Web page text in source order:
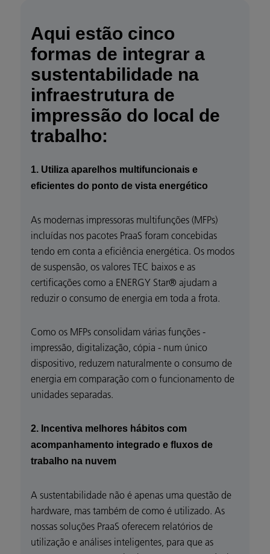
Aqui estão cinco
formas de integrar a
sustentabilidade na
infraestrutura de
impressão do local de
trabalho:
1. Utiliza aparelhos multifuncionais e
eficientes do ponto de vista energético
As modernas impressoras multifunções (MFPs)
incluídas nos pacotes PraaS foram concebidas
tendo em conta a eficiência energética. Os modos
de suspensão, os valores TEC baixos e as
certificações como a ENERGY Star® ajudam a
reduzir o consumo de energia em toda a frota.
Como os MFPs consolidam várias funções -
impressão, digitalização, cópia - num único
dispositivo, reduzem naturalmente o consumo de
energia em comparação com o funcionamento de
unidades separadas.
2. Incentiva melhores hábitos com
acompanhamento integrado e fluxos de
trabalho na nuvem
A sustentabilidade não é apenas uma questão de
hardware, mas também de como é utilizado. As
nossas soluções PraaS oferecem relatórios de
utilização e análises inteligentes, para que as